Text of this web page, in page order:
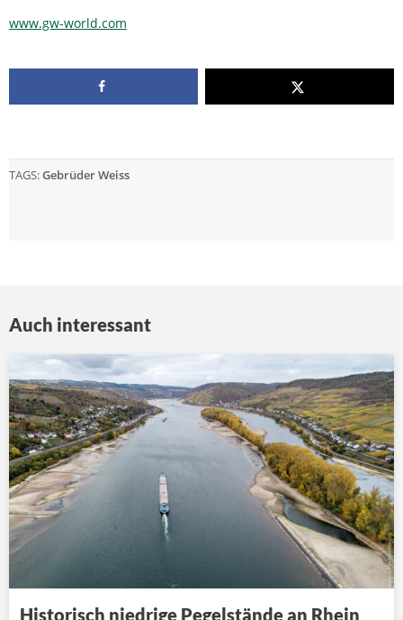
www.gw-world.com
TAGS:Gebrüder Weiss
Auch interessant
Historisch niedrige Pegelstände an Rhein